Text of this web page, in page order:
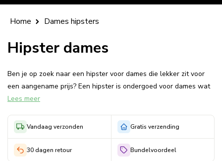
elke
bestelling
€55
Home Dames hipsters
Hipster dames
Ben je op zoek naar een hipster voor dames die lekker zit voor
een aangename prijs? Een hipster is ondergoed voor dames wat
je wellicht het beste kunt omschrijven als een vrouwelijke variant
Je komt de hipster voor dames ook wel eens tegen onder de
naam body short, en is een nauwsluitende onderbroek die op de
heupen zit en wat langere broekspijpen heeft. De hipster voor
Lees meer
Vandaag verzonden Gratis verzending
30 dagen retour Bundelvoordeel